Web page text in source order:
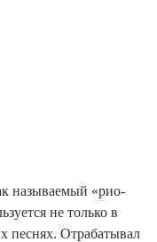
называемый «рио-
не только в
песнях. Отрабатывал